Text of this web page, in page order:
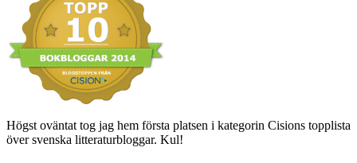
Högst oväntat tog jag hem första platsen i kategorin Cisions topplista
över svenska litteraturbloggar. Kul!